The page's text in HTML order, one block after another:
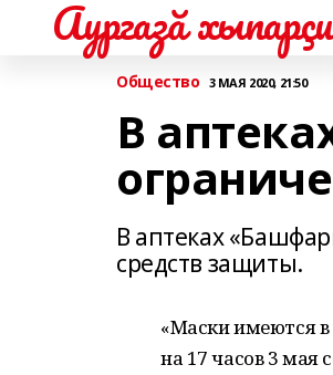
Аургазă хыпарçи
Общество 3 МАЯ 2020, 21:50
В
В аптеках
средств защиты.
«Маски имеются в
на 17 часов 3 мая